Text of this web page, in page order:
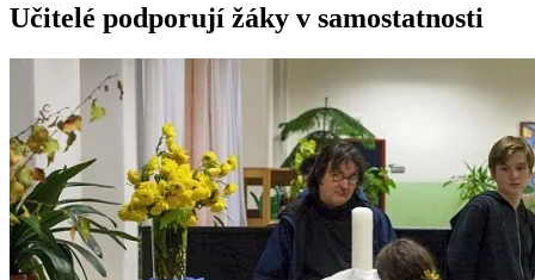
Učitelé podporují žáky v samostatnosti